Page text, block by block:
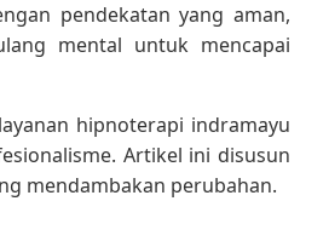
pendekatan yang aman,
mental untuk mencapai
hipnoterapi indramayu
Artikel ini disusun
mendambakan perubahan.